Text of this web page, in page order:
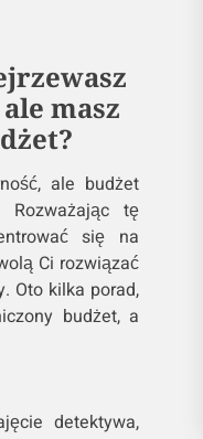
masz
ale budżet
tę
się na
Ci rozwiązać
Oto kilka porad,
budżet, a
detektywa,